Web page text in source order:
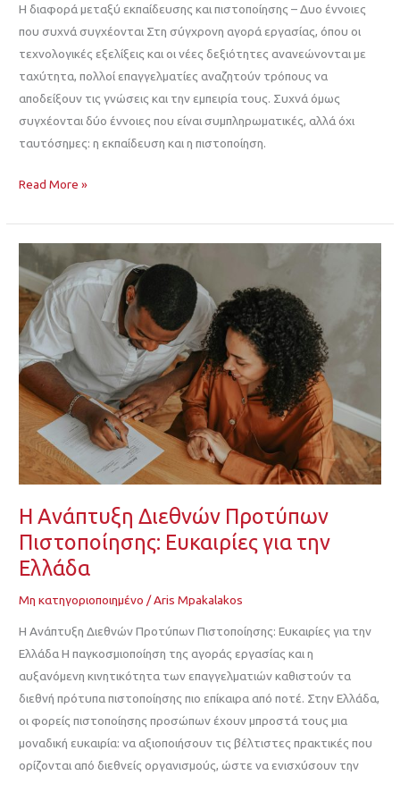
Η διαφορά μεταξύ εκπαίδευσης και πιστοποίησης – Δυο έννοιες
που συχνά συγχέονται Στη σύγχρονη αγορά εργασίας, όπου οι
τεχνολογικές εξελίξεις και οι νέες δεξιότητες ανανεώνονται με
ταχύτητα, πολλοί επαγγελματίες αναζητούν τρόπους να
αποδείξουν τις γνώσεις και την εμπειρία τους. Συχνά όμως
συγχέονται δύο έννοιες που είναι συμπληρωματικές, αλλά όχι
ταυτόσημες: η εκπαίδευση και η πιστοποίηση.
Read More »
Η Ανάπτυξη Διεθνών Προτύπων
Πιστοποίησης: Ευκαιρίες για την
Ελλάδα
Μη κατηγοριοποιημένο /Aris Mpakalakos
Η Ανάπτυξη Διεθνών Προτύπων Πιστοποίησης: Ευκαιρίες για την
Ελλάδα Η παγκοσμιοποίηση της αγοράς εργασίας και η
αυξανόμενη κινητικότητα των επαγγελματιών καθιστούν τα
διεθνή πρότυπα πιστοποίησης πιο επίκαιρα από ποτέ. Στην Ελλάδα,
οι φορείς πιστοποίησης προσώπων έχουν μπροστά τους μια
μοναδική ευκαιρία: να αξιοποιήσουν τις βέλτιστες πρακτικές που
ορίζονται από διεθνείς οργανισμούς, ώστε να ενισχύσουν την
Ανάπτυξη
Διεθνών
Προτύπων
Πιστοποίησης:
Ευκαιρίες
για
την
Ελλάδα